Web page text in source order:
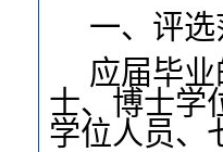
一、评
应届毕
士、博士学
学位人员、